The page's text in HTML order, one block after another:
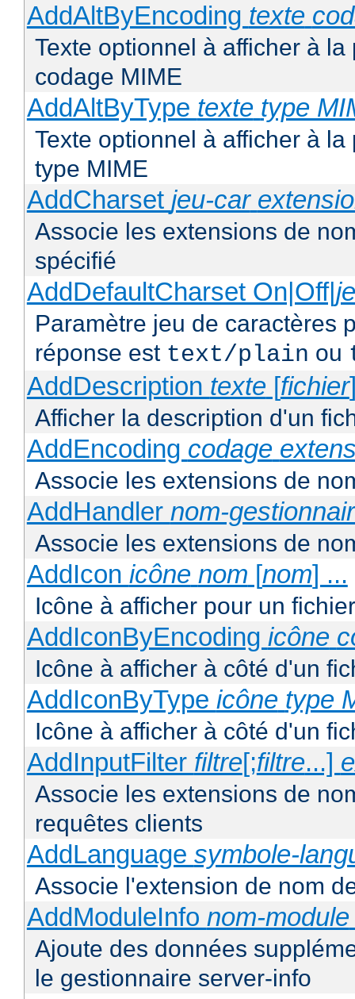
AddAltByEncoding texte
Texte optionnel à afficher à
codage MIME
AddAltByType texte type
Texte optionnel à afficher à
type MIME
AddCharset jeu-car
Associe les extensions de
spécifié
AddDefaultCharset On|Off|
Paramètre jeu de caractères
réponse est text/plain ou
AddDescription texte [fichier
Afficher la description d'un
AddEncoding codage
Associe les extensions de
AddHandler nom-
Associe les extensions de
AddIcon icône nom [nom] ...
Icône à afficher pour un
AddIconByEncoding icône
Icône à afficher à côté d'un
AddIconByType icône type
Icône à afficher à côté d'un
AddInputFilter filtre[;filtre...]
Associe les extensions de
requêtes clients
AddLanguage symbole-
Associe l'extension de nom
AddModuleInfo nom-module
Ajoute des données
le gestionnaire server-info